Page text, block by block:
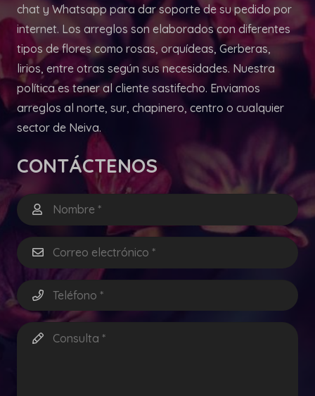
chat y Whatsapp para dar soporte de su pedido por
internet. Los arreglos son elaborados con diferentes
tipos de flores como rosas, orquídeas, Gerberas,
lirios, entre otras según sus necesidades. Nuestra
política es tener al cliente sastifecho. Enviamos
arreglos al norte, sur, chapinero, centro o cualquier
sector de Neiva.
CONTÁCTENOS